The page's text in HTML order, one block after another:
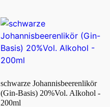
schwarze Johannisbeerenlikör
(Gin-Basis) 20%Vol. Alkohol -
200ml